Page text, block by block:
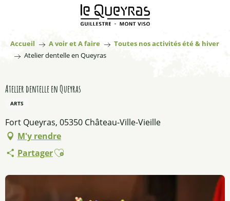
principal
Accueil A voir et A faire
Toutes nos activités été & hiver
Atelier dentelle en Queyras
Atelier dentelle en Queyras
ARTS
Fort Queyras, 05350 Château-Ville-Vieille
M'y rendre
PartagerAjouter aux favoris